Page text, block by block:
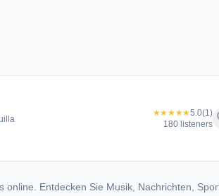
★★★★★5.0(1)
180 listeners
online. Entdecken Sie Musik, Nachrichten,